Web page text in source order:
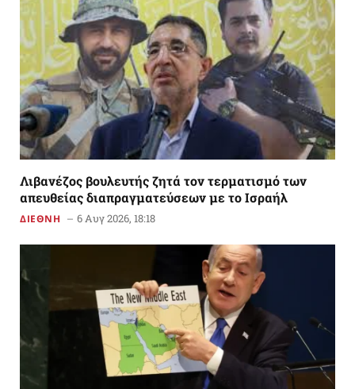
Λιβανέζος βουλευτής ζητά τον τερματισμό των
απευθείας διαπραγματεύσεων με το Ισραήλ
ΔΙΕΘΝΗ 6 Αυγ 2026, 18:18